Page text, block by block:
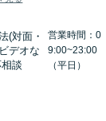
(対面・
デオな
談
営業時間：0
9:00~23:00
（平日）